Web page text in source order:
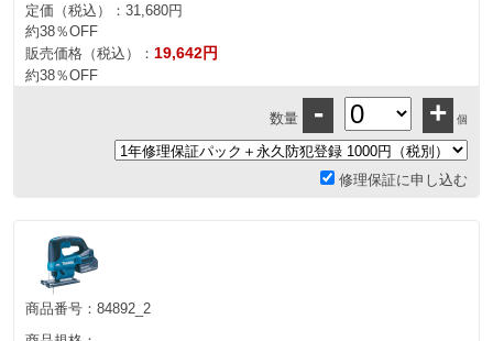
定価（税込）： 31,680円
約38％OFF
販売価格（税込）： 19,642円
約38％OFF
数量 - + 個
修理保証に申し込む
商品番号： 84892_2